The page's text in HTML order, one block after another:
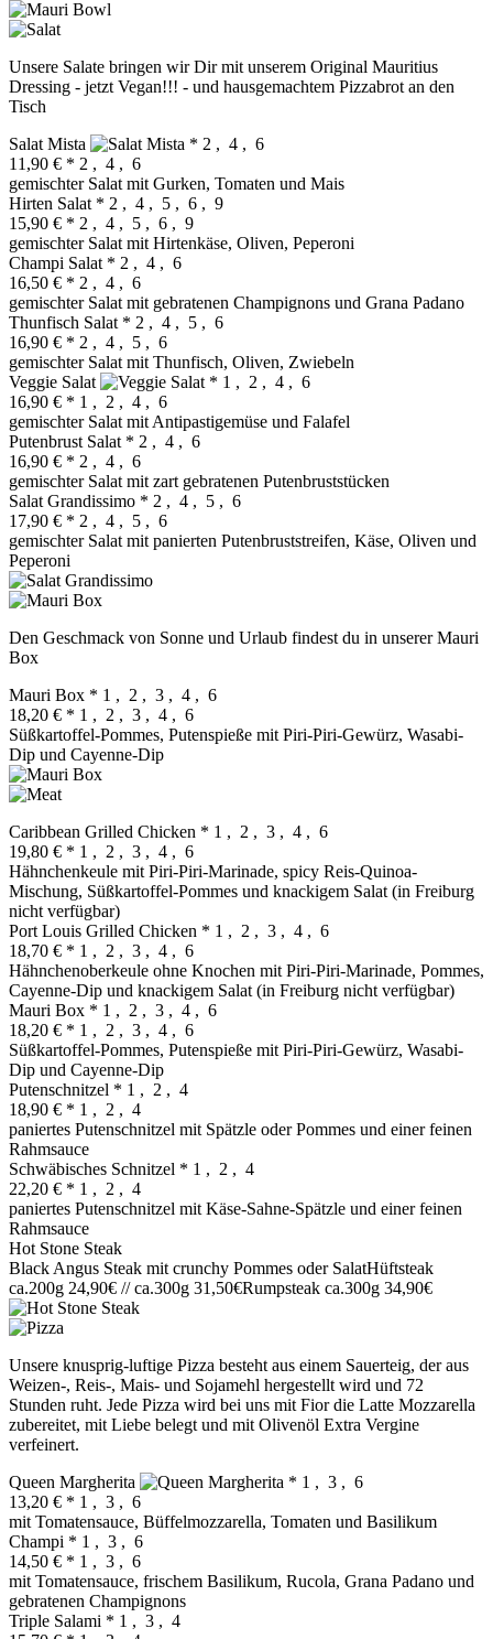
Unsere Salate bringen wir Dir mit unserem Original Mauritius
Dressing - jetzt Vegan!!! - und hausgemachtem Pizzabrot an den
Tisch
Salat Mista
* 2 , 4 , 6
11,90 € * 2 , 4 , 6
gemischter Salat mit Gurken, Tomaten und Mais
Hirten Salat * 2 , 4 , 5 , 6 , 9
15,90 € * 2 , 4 , 5 , 6 , 9
gemischter Salat mit Hirtenkäse, Oliven, Peperoni
Champi Salat * 2 , 4 , 6
16,50 € * 2 , 4 , 6
gemischter Salat mit gebratenen Champignons und Grana Padano
Thunfisch Salat * 2 , 4 , 5 , 6
16,90 € * 2 , 4 , 5 , 6
gemischter Salat mit Thunfisch, Oliven, Zwiebeln
Veggie Salat
* 1 , 2 , 4 , 6
16,90 € * 1 , 2 , 4 , 6
gemischter Salat mit Antipastigemüse und Falafel
Putenbrust Salat * 2 , 4 , 6
16,90 € * 2 , 4 , 6
gemischter Salat mit zart gebratenen Putenbruststücken
Salat Grandissimo * 2 , 4 , 5 , 6
17,90 € * 2 , 4 , 5 , 6
gemischter Salat mit panierten Putenbruststreifen, Käse, Oliven und
Peperoni
Den Geschmack von Sonne und Urlaub findest du in unserer Mauri
Box
Mauri Box * 1 , 2 , 3 , 4 , 6
18,20 € * 1 , 2 , 3 , 4 , 6
Süßkartoffel‐Pommes, Putenspieße mit Piri-Piri-Gewürz, Wasabi‐
Dip und Cayenne‐Dip
Caribbean Grilled Chicken * 1 , 2 , 3 , 4 , 6
19,80 € * 1 , 2 , 3 , 4 , 6
Hähnchenkeule mit Piri-Piri-Marinade, spicy Reis‐Quinoa‐
Mischung, Süßkartoffel‐Pommes und knackigem Salat (in Freiburg
nicht verfügbar)
Port Louis Grilled Chicken * 1 , 2 , 3 , 4 , 6
18,70 € * 1 , 2 , 3 , 4 , 6
Hähnchenoberkeule ohne Knochen mit Piri-Piri-Marinade, Pommes,
Cayenne-Dip und knackigem Salat (in Freiburg nicht verfügbar)
Mauri Box * 1 , 2 , 3 , 4 , 6
18,20 € * 1 , 2 , 3 , 4 , 6
Süßkartoffel‐Pommes, Putenspieße mit Piri-Piri-Gewürz, Wasabi‐
Dip und Cayenne‐Dip
Putenschnitzel * 1 , 2 , 4
18,90 € * 1 , 2 , 4
paniertes Putenschnitzel mit Spätzle oder Pommes und einer feinen
Rahmsauce
Schwäbisches Schnitzel * 1 , 2 , 4
22,20 € * 1 , 2 , 4
paniertes Putenschnitzel mit Käse‐Sahne‐Spätzle und einer feinen
Rahmsauce
Hot Stone Steak
Black Angus Steak mit crunchy Pommes oder SalatHüftsteak
ca.200g 24,90€ // ca.300g 31,50€Rumpsteak ca.300g 34,90€
Unsere knusprig-luftige Pizza besteht aus einem Sauerteig, der aus
Weizen-, Reis-, Mais- und Sojamehl hergestellt wird und 72
Stunden ruht. Jede Pizza wird bei uns mit Fior die Latte Mozzarella
zubereitet, mit Liebe belegt und mit Olivenöl Extra Vergine
verfeinert.
Queen Margherita
* 1 , 3 , 6
13,20 € * 1 , 3 , 6
mit Tomatensauce, Büffelmozzarella, Tomaten und Basilikum
Champi * 1 , 3 , 6
14,50 € * 1 , 3 , 6
mit Tomatensauce, frischem Basilikum, Rucola, Grana Padano und
gebratenen Champignons
Triple Salami * 1 , 3 , 4